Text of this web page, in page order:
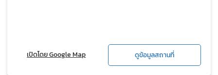
เปิดโดย Google Map ดูข้อมูลสถานที่